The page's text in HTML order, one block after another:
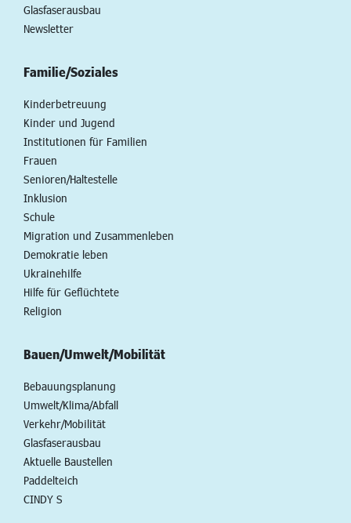
Glasfaserausbau
Newsletter
Familie/Soziales
Kinderbetreuung
Kinder und Jugend
Institutionen für Familien
Frauen
Senioren/Haltestelle
Inklusion
Schule
Migration und Zusammenleben
Demokratie leben
Ukrainehilfe
Hilfe für Geflüchtete
Religion
Bauen/Umwelt/Mobilität
Bebauungsplanung
Umwelt/Klima/Abfall
Verkehr/Mobilität
Glasfaserausbau
Aktuelle Baustellen
Paddelteich
CINDY S